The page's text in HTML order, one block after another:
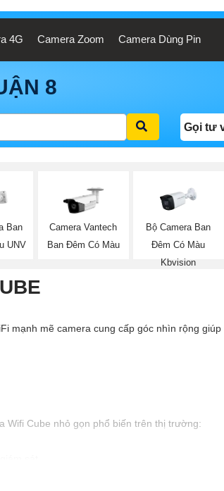
4G Camera Zoom Camera Dùng Pin
8
Gọi tư
Ban
UNV
Camera Vantech
Ban Đêm Có Màu
Bộ Camera Ban
Đêm Có Màu
Kbvision
mạnh mẽ camera cung cấp góc nhìn rộng
Wifi Cube nhỏ gọn phổ biến trên thị trường:
ngoại, lưu trữ đám mây, và cài đặt dễ dàng.